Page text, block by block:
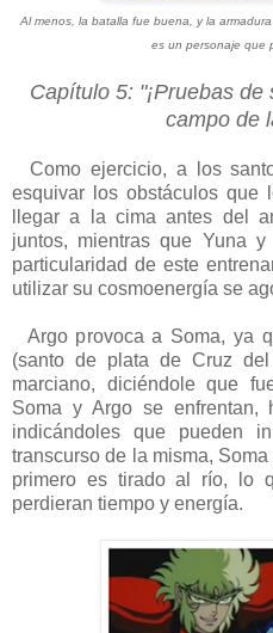
Al menos, la batalla fue buena, y la
es un personaje que
Capítulo 5: "¡Pruebas
campo de
Como ejercicio, a los
esquivar los obstáculos que
llegar a la cima antes del
juntos, mientras que Yuna
particularidad de este
utilizar su cosmoenergía se
Argo provoca a Soma, ya
(santo de plata de Cruz
marciano, diciéndole que
Soma y Argo se enfrentan,
indicándoles que pueden
transcurso de la misma,
primero es tirado al río, lo
perdieran tiempo y energía.